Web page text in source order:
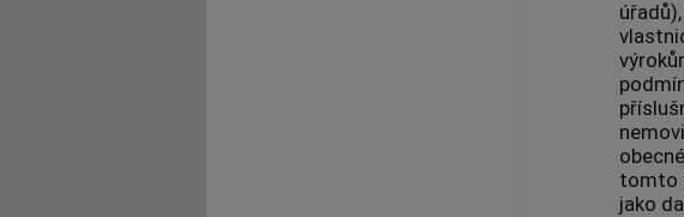
tomto
jako